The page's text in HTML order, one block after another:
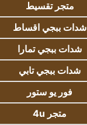
متجر تقسيط
شدات ببجي اقساط
شدات ببجي تمارا
شدات ببجي تابي
فور يو ستور
متجر 4u